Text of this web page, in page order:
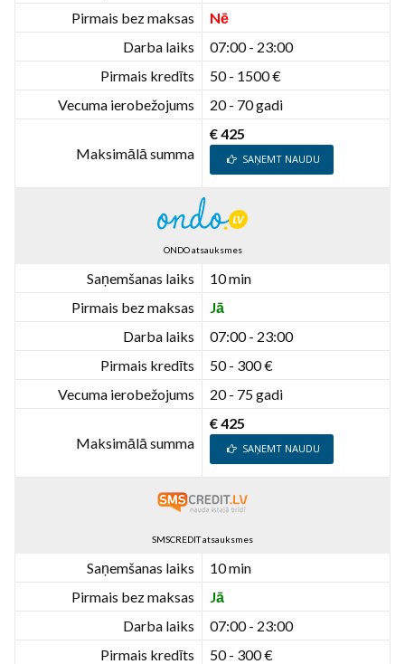
Pirmais bez maksas
Nē
Darba laiks
07:00 - 23:00
Pirmais kredīts
50 - 1500 €
Vecuma ierobežojums
20 - 70 gadi
Maksimālā summa
€ 425
SAŅEMT NAUDU
ONDO atsauksmes
Saņemšanas laiks
10 min
Pirmais bez maksas
Jā
Darba laiks
07:00 - 23:00
Pirmais kredīts
50 - 300 €
Vecuma ierobežojums
20 - 75 gadi
Maksimālā summa
€ 425
SAŅEMT NAUDU
SMSCREDIT atsauksmes
Saņemšanas laiks
10 min
Pirmais bez maksas
Jā
Darba laiks
07:00 - 23:00
Pirmais kredīts
50 - 300 €